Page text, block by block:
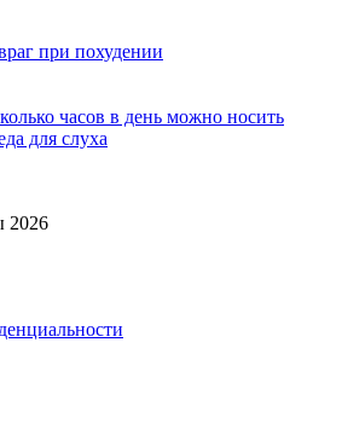
при похудении
часов в день можно носить
для слуха
2026